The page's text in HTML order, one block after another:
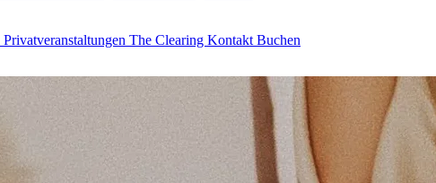
Privatveranstaltungen The Clearing Kontakt Buchen